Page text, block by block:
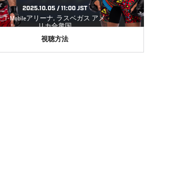
2025.10.05 / 11:00 JST
T-Mobileアリーナ, ラスベガス アメ
リカ合衆国
視聴方法